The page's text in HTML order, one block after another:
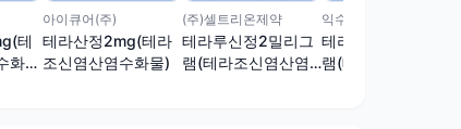
테
화
아이큐어(주)
테라산정2mg(테라
조신염산염수화물)
(주)셀트리온제약
테라루신정2밀리그
램(테라조신염산염
익수제약(주)
테라포스정2밀리그
램(테라조신염산염